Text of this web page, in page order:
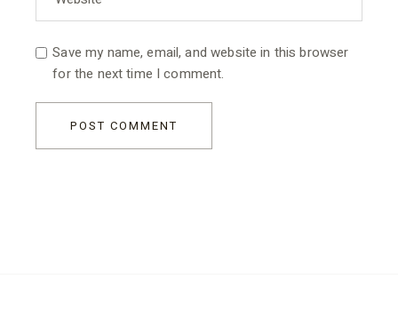
Save my name, email, and website in this browser
for the next time I comment.
POST COMMENT